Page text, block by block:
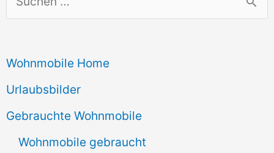
u
h
e
n
Wohnmobile Home
Urlaubsbilder
Gebrauchte Wohnmobile
Wohnmobile gebraucht